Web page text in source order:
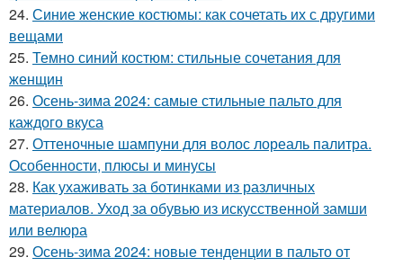
24. Синие женские костюмы: как сочетать их с другими
вещами
25. Темно синий костюм: стильные сочетания для
женщин
26. Осень-зима 2024: самые стильные пальто для
каждого вкуса
27. Оттеночные шампуни для волос лореаль палитра.
Особенности, плюсы и минусы
28. Как ухаживать за ботинками из различных
материалов. Уход за обувью из искусственной замши
или велюра
29. Осень-зима 2024: новые тенденции в пальто от